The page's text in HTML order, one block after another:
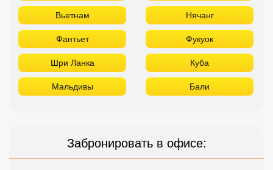
Вьетнам Нячанг
Фантьет Фукуок
Шри Ланка Куба
Мальдивы Бали
Забронировать в офисе: